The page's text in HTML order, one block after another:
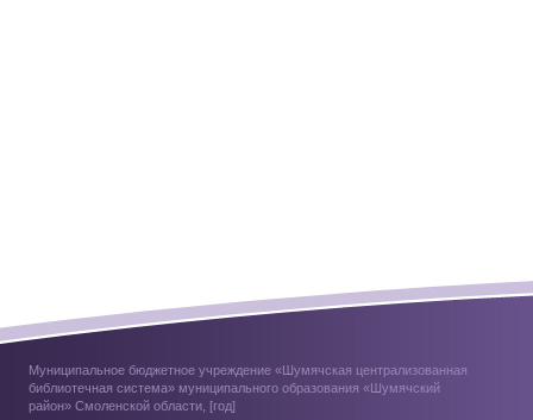
Муниципальное бюджетное учреждение «Шумячская централизованная
библиотечная система» муниципального образования «Шумячский
район» Смоленской области, [год]